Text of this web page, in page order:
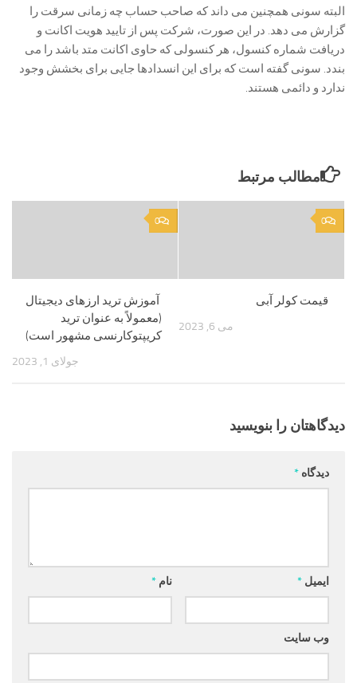
البته سونی همچنین می داند که صاحب حساب چه زمانی سرقت را
گزارش می دهد. در این صورت، شرکت پس از تایید هویت اکانت و
دریافت شماره کنسول، هر کنسولی که حاوی اکانت متد باشد را می
بندد. سونی گفته است که برای این انسدادها جایی برای بخشش وجود
ندارد و دائمی هستند.
مطالب مرتبط
0
آموزش ترید ارزهای دیجیتال
(معمولاً به عنوان ترید
کریپتوکارنسی مشهور است)
جولای 1, 2023
0
قیمت کولر آبی
می 6, 2023
دیدگاهتان را بنویسید
دیدگاه *
نام * ایمیل *
وب‌ سایت